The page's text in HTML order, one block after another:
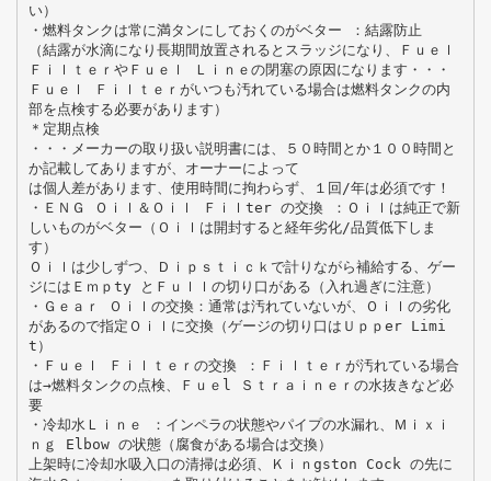
い）
・燃料タンクは常に満タンにしておくのがベター ：結露防止
（結露が水滴になり長期間放置されるとスラッジになり、Ｆｕｅｌ
ＦｉｌｔｅｒやＦｕｅｌ Ｌｉｎｅの閉塞の原因になります・・・
Ｆｕｅｌ Ｆｉｌｔｅｒがいつも汚れている場合は燃料タンクの内
部を点検する必要があります）
＊定期点検
・・・メーカーの取り扱い説明書には、５０時間とか１００時間と
か記載してありますが、オーナーによって
は個人差があります、使用時間に拘わらず、１回/年は必須です！
・ＥＮＧ Ｏｉｌ＆Ｏｉｌ Ｆｉｌter の交換 ：Ｏｉｌは純正で新
しいものがベター（Ｏｉｌは開封すると経年劣化/品質低下しま
す）
Ｏｉｌは少しずつ、Ｄｉｐｓｔｉｃｋで計りながら補給する、ゲー
ジにはＥｍｐty とＦｕｌｌの切り口がある（入れ過ぎに注意）
・Ｇｅａｒ Ｏｉｌの交換：通常は汚れていないが、Ｏｉｌの劣化
があるので指定Ｏｉｌに交換（ゲージの切り口はＵｐｐer Limi
t）
・Ｆｕｅｌ Ｆｉｌｔｅｒの交換 ：Ｆｉｌｔｅｒが汚れている場合
は→燃料タンクの点検、Ｆｕｅl Ｓｔｒａｉｎｅｒの水抜きなど必
要
・冷却水Ｌｉｎｅ ：インペラの状態やパイプの水漏れ、Ｍｉｘｉ
ｎｇ Elbow の状態（腐食がある場合は交換）
上架時に冷却水吸入口の清掃は必須、Ｋｉｎgston Cock の先に